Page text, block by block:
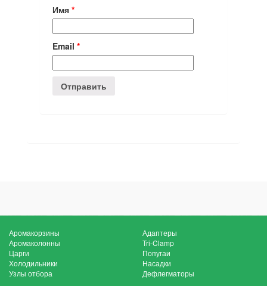
Имя*
Email*
Аромакорзины
Аромаколонны
Царги
Холодильники
Узлы отбора
Адаптеры
Tri-Clamp
Попугаи
Насадки
Дефлегматоры